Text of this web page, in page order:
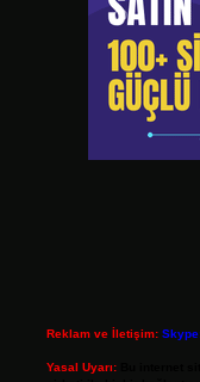
Reklam ve İletişim:
Yasal Uyarı: